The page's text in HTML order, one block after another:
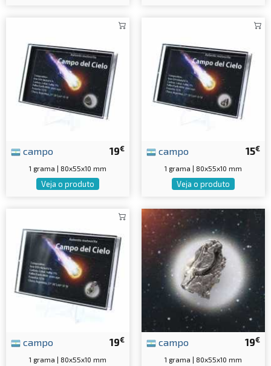
19€
campo
1 grama | 80x55x10 mm
Veja o produto
15€
campo
1 grama | 80x55x10 mm
Veja o produto
19€
campo
1 grama | 80x55x10 mm
19€
campo
1 grama | 80x55x10 mm